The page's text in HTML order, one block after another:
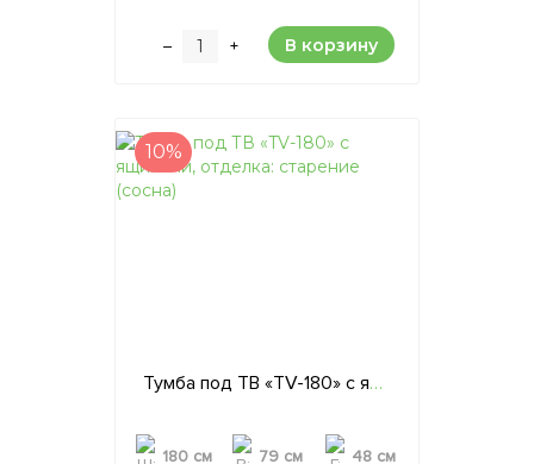
– + В корзину
10%
Тумба под ТВ «TV-180» с ящиками, отделка: старение (сосна)
180 см 79 см 48 см